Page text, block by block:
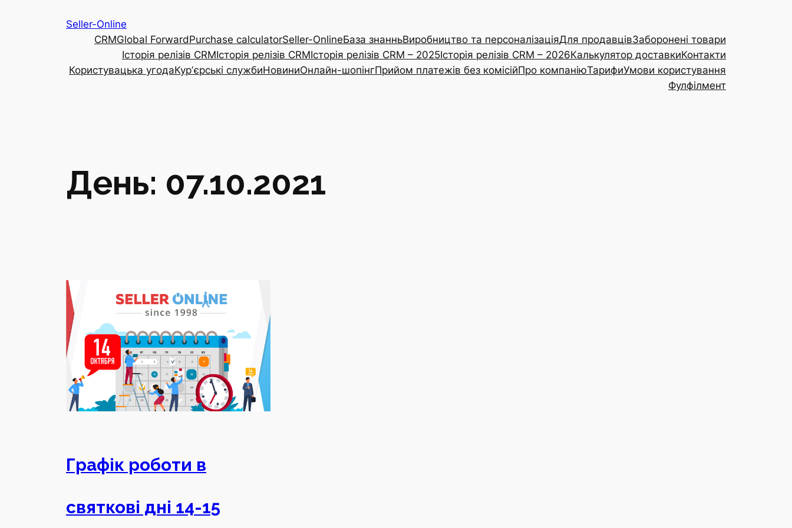
Seller-Online
CRMGlobal ForwardPurchase calculatorSeller-OnlineБаза знанньВиробництво та персоналізаціяДля продавцівЗаборонені товари
Історія релізів CRMІсторія релізів CRMІсторія релізів CRM – 2025Історія релізів CRM – 2026Калькулятор доставкиКонтакти
Користувацька угодаКурʼєрські службиНовиниОнлайн-шопінгПрийом платежів без комісійПро компаніюТарифиУмови користування
Фулфілмент
День: 07.10.2021
Графік роботи в
святкові дні 14-15